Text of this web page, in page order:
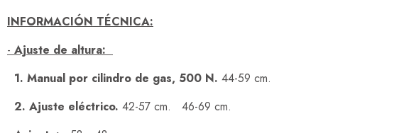
INFORMACIÓN TÉCNICA:
- Ajuste de altura:
1. Manual por cilindro de gas, 500 N. 44-59 cm.
2. Ajuste eléctrico. 42-57 cm. 46-69 cm.